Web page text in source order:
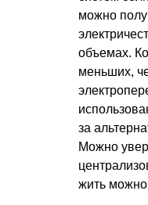
можно
объемах.
меньших,
за
Можно
жить можно